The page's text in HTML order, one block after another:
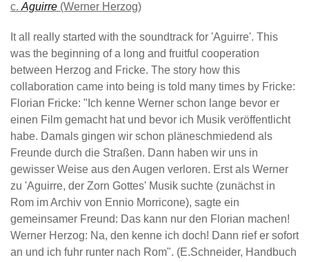
c. Aguirre (Werner Herzog)
It all really started with the soundtrack for 'Aguirre'. This
was the beginning of a long and fruitful cooperation
between Herzog and Fricke. The story how this
collaboration came into being is told many times by Fricke:
Florian Fricke: "Ich kenne Werner schon lange bevor er
einen Film gemacht hat und bevor ich Musik veröffentlicht
habe. Damals gingen wir schon pläneschmiedend als
Freunde durch die Straßen. Dann haben wir uns in
gewisser Weise aus den Augen verloren. Erst als Werner
zu 'Aguirre, der Zorn Gottes' Musik suchte (zunächst in
Rom im Archiv von Ennio Morricone), sagte ein
gemeinsamer Freund: Das kann nur den Florian machen!
Werner Herzog: Na, den kenne ich doch! Dann rief er sofort
an und ich fuhr runter nach Rom". (E.Schneider, Handbuch